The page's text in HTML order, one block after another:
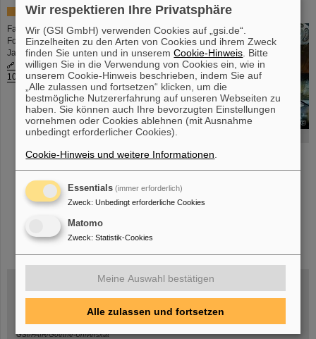
50 Jahre, 50 Bilder – Lieblingsfotos gewählt
©
50 Jahre - 50 Bilder
Fast 500 Teilnehmende haben aus 50
Fotos ihre Lieblingsbilder aus fünf
Jahrzenten GSI-Geschichte ausgewählt.
Werfen Sie einen Blick auf unsere Top
10 der Lieblingsbilder.
instagram linkedin
Mittwoch, 19.08.2026, 14 Uhr
Warum existiert nicht einfach nichts?
Hannah Elfner,
GSI/FAIR/Goethe-Universität
Wir respektieren Ihre Privatsphäre
Wir (GSI GmbH) verwenden Cookies auf „gsi.de“.
Einzelheiten zu den Arten von Cookies und ihrem Zweck
finden Sie unten und in unseremCookie-Hinweis . Bitte
willigen Sie in die Verwendung von Cookies ein, wie in
unserem Cookie-Hinweis beschrieben, indem Sie auf
„Alle zulassen und fortsetzen“ klicken, um die
bestmögliche Nutzererfahrung auf unseren Webseiten zu
haben. Sie können auch Ihre bevorzugten Einstellungen
vornehmen oder Cookies ablehnen (mit Ausnahme
unbedingt erforderlicher Cookies).
Cookie-Hinweis und weitere Informationen
Essentials (immer erforderlich)
Zweck: Unbedingt erforderliche Cookies
Matomo
Zweck: Statistik-Cookies
Meine Auswahl bestätigen
Alle zulassen und fortsetzen